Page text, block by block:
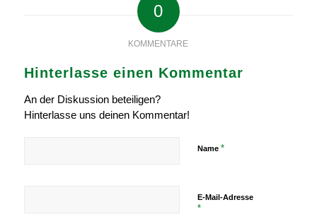
0
KOMMENTARE
Hinterlasse einen Kommentar
An der Diskussion beteiligen?
Hinterlasse uns deinen Kommentar!
Name *
E-Mail-Adresse
*